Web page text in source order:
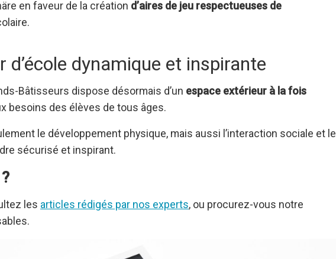
en faveur de la création d’aires de jeu respectueuses de
d’école dynamique et inspirante
Bâtisseurs dispose désormais d’un espace extérieur à la fois
besoins des élèves de tous âges.
le développement physique, mais aussi l’interaction sociale et le
sécurisé et inspirant.
les articles rédigés par nos experts, ou procurez-vous notre